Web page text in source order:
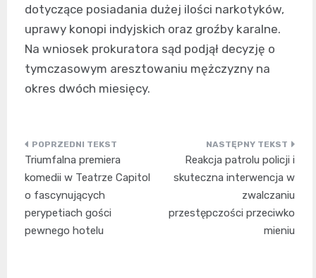
dotyczące posiadania dużej ilości narkotyków,
uprawy konopi indyjskich oraz groźby karalne.
Na wniosek prokuratora sąd podjął decyzję o
tymczasowym aresztowaniu mężczyzny na
okres dwóch miesięcy.
Nawigacja
wpisu
Triumfalna premiera
komedii w Teatrze Capitol
o fascynujących
perypetiach gości
pewnego hotelu
Reakcja patrolu policji i
skuteczna interwencja w
zwalczaniu
przestępczości przeciwko
mieniu